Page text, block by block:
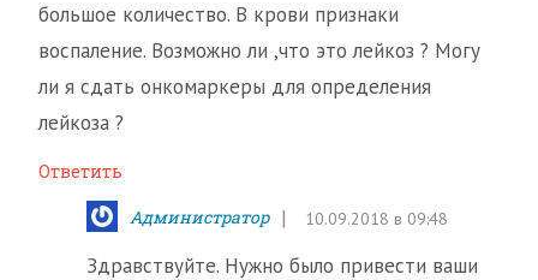
большое количество. В крови признаки
воспаление. Возможно ли ,что это лейкоз ? Могу
ли я сдать онкомаркеры для определения
лейкоза ?
Ответить
Администратор
10.09.2018 в 09:48
Здравствуйте. Нужно было привести ваши